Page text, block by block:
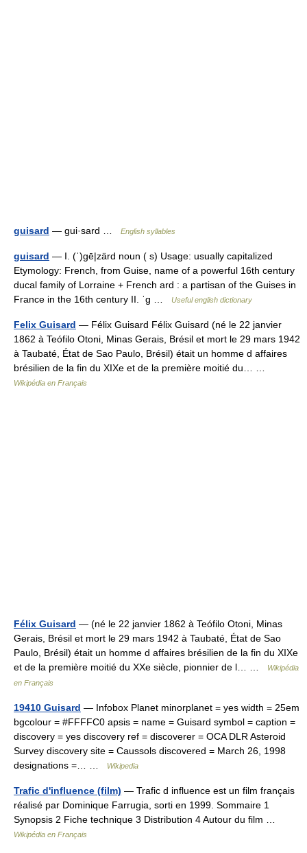
guisard — gui·sard … English syllables
guisard — I. (ˈ)gē|zärd noun ( s) Usage: usually capitalized
Etymology: French, from Guise, name of a powerful 16th century
ducal family of Lorraine + French ard : a partisan of the Guises in
France in the 16th century II. ˈg …
Useful english dictionary
Felix Guisard — Félix Guisard Félix Guisard (né le 22 janvier
1862 à Teófilo Otoni, Minas Gerais, Brésil et mort le 29 mars 1942
à Taubaté, État de Sao Paulo, Brésil) était un homme d affaires
brésilien de la fin du XIXe et de la première moitié du… …
Wikipédia en Français
Félix Guisard — (né le 22 janvier 1862 à Teófilo Otoni, Minas
Gerais, Brésil et mort le 29 mars 1942 à Taubaté, État de Sao
Paulo, Brésil) était un homme d affaires brésilien de la fin du XIXe
et de la première moitié du XXe siècle, pionnier de l… …
Wikipédia
en Français
19410 Guisard — Infobox Planet minorplanet = yes width = 25em
bgcolour = #FFFFC0 apsis = name = Guisard symbol = caption =
discovery = yes discovery ref = discoverer = OCA DLR Asteroid
Survey discovery site = Caussols discovered = March 26, 1998
designations =… …
Wikipedia
Trafic d'influence (film) — Trafic d influence est un film français
réalisé par Dominique Farrugia, sorti en 1999. Sommaire 1
Synopsis 2 Fiche technique 3 Distribution 4 Autour du film …
Wikipédia en Français